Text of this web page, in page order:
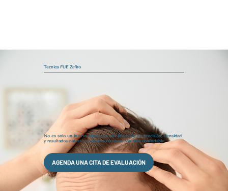
Técnica FUE Zafiro
No es solo un injerto capilar, es una inversión en precisión, densidad
y resultados naturales con una recuperación más confortable.
AGENDA UNA CITA DE EVALUACIÓN